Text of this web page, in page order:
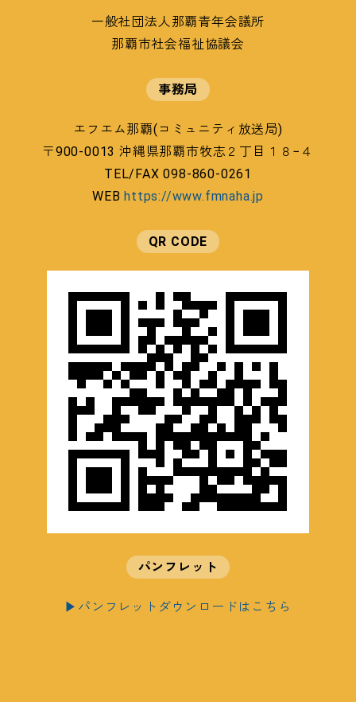
一般社団法人那覇青年会議所
那覇市社会福祉協議会
事務局
エフエム那覇(コミュニティ放送局)
〒900-0013 沖縄県那覇市牧志２丁目１８−４
TEL/FAX 098-860-0261
WEBhttps://www.fmnaha.jp
QR CODE
パンフレット
▶パンフレットダウンロードはこちら